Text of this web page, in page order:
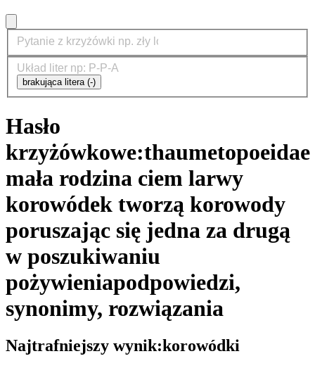
brakująca litera (-)
Hasło
krzyżówkowe:thaumetopoeidae
mała rodzina ciem larwy
korowódek tworzą korowody
poruszając się jedna za drugą
w poszukiwaniu
pożywieniapodpowiedzi,
synonimy, rozwiązania
Najtrafniejszy wynik:korowódki